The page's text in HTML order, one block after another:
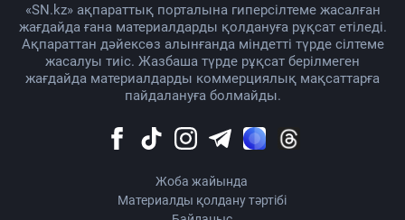
«SN.kz» ақпараттық порталына гиперсілтеме жасалған
жағдайда ғана материалдарды қолдануға рұқсат етіледі.
Ақпараттан дәйексөз алынғанда міндетті түрде сілтеме
жасалуы тиіс. Жазбаша түрде рұқсат берілмеген
жағдайда материалдарды коммерциялық мақсаттарға
пайдалануға болмайды.
Жоба жайында
Материалды қолдану тәртібі